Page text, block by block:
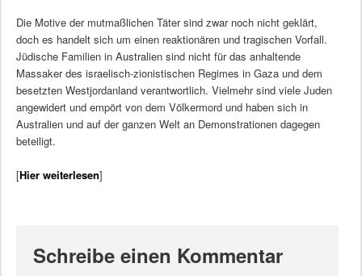
Die Motive der mutmaßlichen Täter sind zwar noch nicht geklärt,
doch es handelt sich um einen reaktionären und tragischen Vorfall.
Jüdische Familien in Australien sind nicht für das anhaltende
Massaker des israelisch-zionistischen Regimes in Gaza und dem
besetzten Westjordanland verantwortlich. Vielmehr sind viele Juden
angewidert und empört von dem Völkermord und haben sich in
Australien und auf der ganzen Welt an Demonstrationen dagegen
beteiligt.
[Hier weiterlesen]
Schreibe einen Kommentar